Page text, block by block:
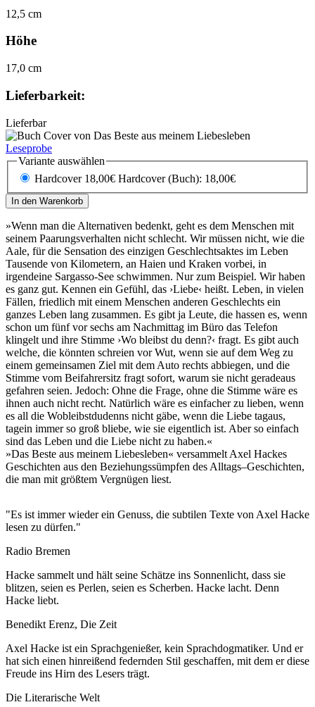
12,5 cm
Höhe
17,0 cm
Lieferbarkeit:
Lieferbar
Leseprobe
Variante auswählen
Hardcover 18,00€
Hardcover (Buch): 18,00€
In den Warenkorb
»Wenn man die Alternativen bedenkt, geht es dem Menschen mit
seinem Paarungsverhalten nicht schlecht. Wir müssen nicht, wie die
Aale, für die Sensation des einzigen Geschlechtsaktes im Leben
Tausende von Kilometern, an Haien und Kraken vorbei, in
irgendeine Sargasso-See schwimmen. Nur zum Beispiel. Wir haben
es ganz gut. Kennen ein Gefühl, das ›Liebe‹ heißt. Leben, in vielen
Fällen, friedlich mit einem Menschen anderen Geschlechts ein
ganzes Leben lang zusammen. Es gibt ja Leute, die hassen es, wenn
schon um fünf vor sechs am Nachmittag im Büro das Telefon
klingelt und ihre Stimme ›Wo bleibst du denn?‹ fragt. Es gibt auch
welche, die könnten schreien vor Wut, wenn sie auf dem Weg zu
einem gemeinsamen Ziel mit dem Auto rechts abbiegen, und die
Stimme vom Beifah­rer­sitz fragt sofort, warum sie nicht geradeaus
gefahren seien. Jedoch: Ohne die Frage, ohne die Stimme wäre es
ihnen auch nicht recht. Natürlich wäre es einfacher zu lieben, wenn
es all die Wobleibstdudenns nicht gäbe, wenn die Liebe tagaus,
tagein immer so groß bliebe, wie sie eigentlich ist. Aber so einfach
sind das Leben und die Liebe nicht zu haben.«
»Das Beste aus meinem Liebesleben« versammelt Axel Hackes
Geschichten aus den Beziehungssümpfen des Alltags–Geschichten,
die man mit größtem Vergnügen liest.
"Es ist immer wieder ein Genuss, die subtilen Texte von Axel Hacke
lesen zu dürfen."
Radio Bremen
Hacke sammelt und hält seine Schätze ins Sonnenlicht, dass sie
blitzen, seien es Perlen, seien es Scherben. Hacke lacht. Denn
Hacke liebt.
Benedikt Erenz, Die Zeit
Axel Hacke ist ein Sprachgenießer, kein Sprachdogmatiker. Und er
hat sich einen hinreißend federnden Stil geschaffen, mit dem er diese
Freude ins Hirn des Lesers trägt.
Die Literarische Welt